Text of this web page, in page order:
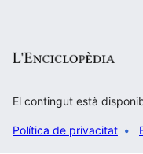
El contingut està
Política de privacitat